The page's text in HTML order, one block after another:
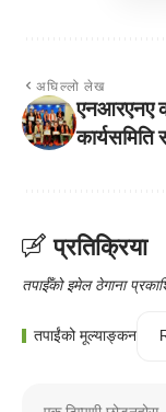
अघिल्लो लेख
एनआरएनए
प्रतिक्रिया
तपाईँको इमेल ठेगाना
तपाईंको मूल्याङ्कन